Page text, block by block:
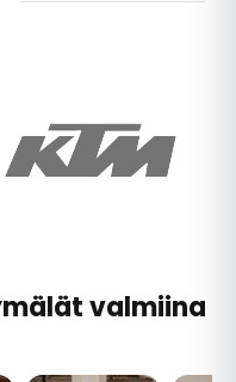
valmiina